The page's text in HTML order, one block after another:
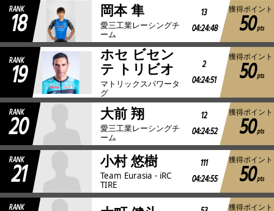
RANK
18 岡本 隼
愛三工業レーシングチ
ーム
13
04:24:48
獲得ポイント
50pts
RANK
19
ホセ ビセン
テ トリビオ
マトリックスパワータ
グ
2
04:24:51
獲得ポイント
50pts
RANK
20 大前 翔
愛三工業レーシングチ
ーム
12
04:24:52
獲得ポイント
50pts
RANK
21 小村 悠樹
Team Eurasia - iRC
TIRE
111
04:24:55
獲得ポイント
50pts
RANK 獲得ポイント